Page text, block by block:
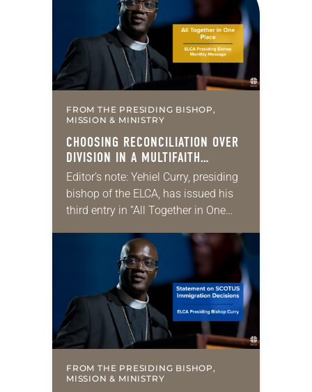
FROM THE PRESIDING BISHOP,
MISSION & MINISTRY
CHOOSING RECONCILIATION OVER
DIVISION IN A MULTIFAITH
AMERICA
Editor’s note: Yehiel Curry, presiding
bishop of the ELCA, has issued his
third entry in “All Together in One
messages. Each message shares a
pastoral word,…
FROM THE PRESIDING BISHOP,
MISSION & MINISTRY